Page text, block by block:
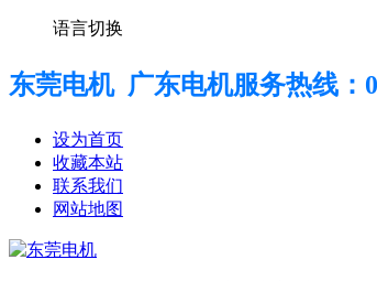
语言切换
东莞电机 广东电机服务热线：
设为首页
收藏本站
联系我们
网站地图